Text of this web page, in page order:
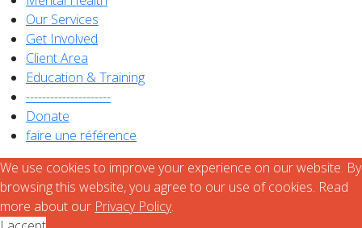
Our Services
Get Involved
Client Area
Education & Training
---------------------
Donate
faire une référence
We use cookies to improve your experience on our website. By
browsing this website, you agree to our use of cookies. Read
more about our Privacy Policy.